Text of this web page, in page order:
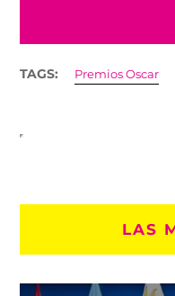
TAGS: Premios Oscar
LAS